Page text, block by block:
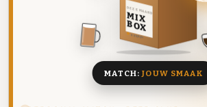
DEZE MAAND
MIX
BOX
8 BIEREN
MATCH:JOUW SMAAK